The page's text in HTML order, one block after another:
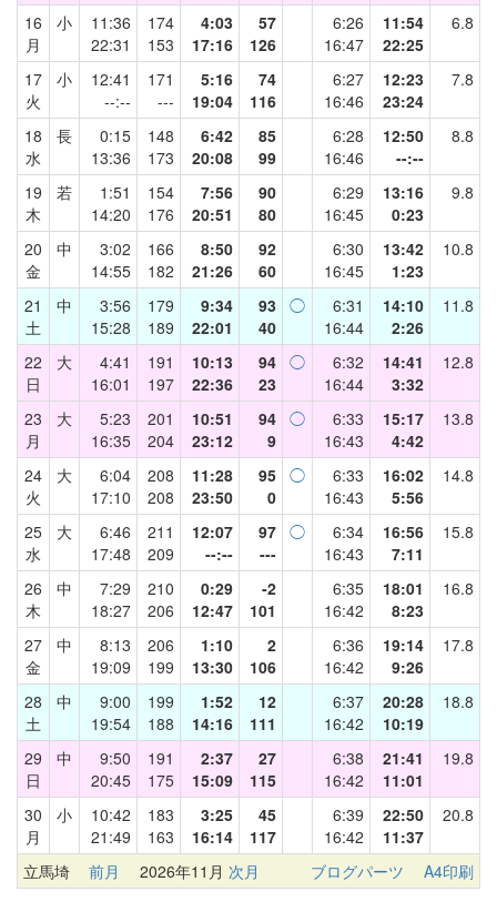
16
月
小
11:36
22:31
174
153
4:03
17:16
57
126
6:26
16:47
11:54
22:25
6.8
17
火
小
12:41
--:--
171
---
5:16
19:04
74
116
6:27
16:46
12:23
23:24
7.8
18
水
長
0:15
13:36
148
173
6:42
20:08
85
99
6:28
16:46
12:50
--:--
8.8
19
木
若
1:51
14:20
154
176
7:56
20:51
90
80
6:29
16:45
13:16
0:23
9.8
20
金
中
3:02
14:55
166
182
8:50
21:26
92
60
6:30
16:45
13:42
1:23
10.8
21
土
中
3:56
15:28
179
189
9:34
22:01
93
40
◯
6:31
16:44
14:10
2:26
11.8
22
日
大
4:41
16:01
191
197
10:13
22:36
94
23
◯
6:32
16:44
14:41
3:32
12.8
23
月
大
5:23
16:35
201
204
10:51
23:12
94
9
◯
6:33
16:43
15:17
4:42
13.8
24
火
大
6:04
17:10
208
208
11:28
23:50
95
0
◯
6:33
16:43
16:02
5:56
14.8
25
水
大
6:46
17:48
211
209
12:07
--:--
97
---
◯
6:34
16:43
16:56
7:11
15.8
26
木
中
7:29
18:27
210
206
0:29
12:47
-2
101
6:35
16:42
18:01
8:23
16.8
27
金
中
8:13
19:09
206
199
1:10
13:30
2
106
6:36
16:42
19:14
9:26
17.8
28
土
中
9:00
19:54
199
188
1:52
14:16
12
111
6:37
16:42
20:28
10:19
18.8
29
日
中
9:50
20:45
191
175
2:37
15:09
27
115
6:38
16:42
21:41
11:01
19.8
30
月
小
10:42
21:49
183
163
3:25
16:14
45
117
6:39
16:42
22:50
11:37
20.8
立馬埼 前月 2026年11月 次月 ブログパーツ A4印刷